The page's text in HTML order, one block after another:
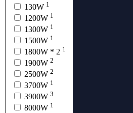
130W 1
1200W 1
1300W 1
1500W 1
1800W * 2 1
1900W 2
2500W 2
3700W 1
3900W 3
8000W 1